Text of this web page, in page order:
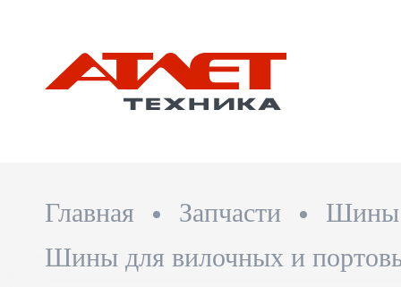
Главная Запчасти
Шины
Шины для вилочных и